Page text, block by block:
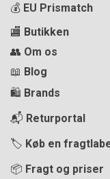
💰 EU Prismatch
🏬 Butikken
👥 Om os
📖 Blog
🛍️ Brands
📬 Returportal
🏷️ Køb en
📦 Fragt og priser